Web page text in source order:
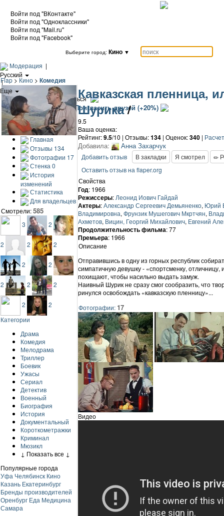
Войти под "ВКонтакте"
Войти под "Одноклассники"
Войти под "Mail.ru"
Войти под "Facebook"
Выберите город: Кино ▼
Модерация |
Русский
|
Еще
|Войти / Зарегистрироваться
Добавить кино Пригласить друзей (+20%)
Flap>Кино > Комедия
Главная
Отзывы 134
Фотографии 17
Стенка0
История
изменений
Статистика
Для владельцев
Смотрели:585
3 2
2 2 2
2 2
2 2 2
2
2
Категории
Драма
Комедия
Мелодрама
Триллер
Боевик
Ужасы
Сериал
Детектив
Военный
Биография
История
Документальный
Короткометражки
Криминал
Мюзикл
↓ Показать все ↓
Популярные города
Уфа Челябинск Кино
Казань Екатеринбург
Бренды производителей
Оренбург Еда Медицина
Самара
Кавказская пленница,
Шурика/
9.5
Ваша оценка:
Рейтинг:9.5/10 | Отзывы:134 | Оценок:340 |
Добавила: Анна Захарчук
Добавить отзыв В закладки Я смотрел
Оставить отзыв на flaper.org
Свойства
Год: 1966
Режиссеры: Леонид Иович Гайдай
Актеры:Александр Сергеевич Демьяненко, Юрий
Владимировна, Фрунзик Мушегович Мкртчян,
Ахметов, Вицин, Георгий Михайлович, Евгений
Продолжительность фильма: 77
Премьера: 1966
Описание
Отправившись в одну из горных республик
симпатичную девушку - «спортсменку,
похищают, чтобы насильно выдать замуж.
Наивный Шурик не сразу смог сообразить, что
ринулся освобождать «кавказскую пленницу»...
Фотографии: 17
Видео